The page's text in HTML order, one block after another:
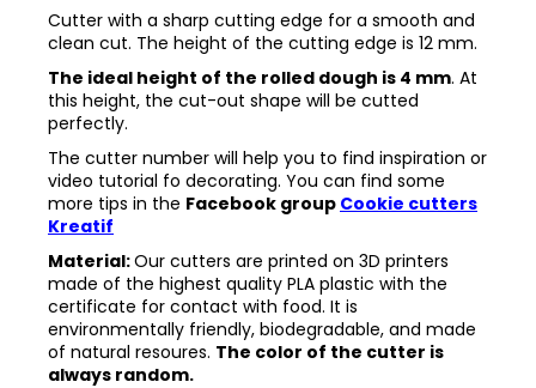
Cutter with a sharp cutting edge for a smooth and
clean cut. The height of the cutting edge is 12 mm.
The ideal height of the rolled dough is 4 mm. At
this height, the cut-out shape will be cutted
perfectly.
The cutter number will help you to find inspiration or
video tutorial fo decorating. You can find some
more tips in the Facebook group Cookie cutters
Kreatif
Material:Our cutters are printed on 3D printers
made of the highest quality PLA plastic with the
certificate for contact with food. It is
environmentally friendly, biodegradable, and made
of natural resoures. The color of the cutter is
always random.